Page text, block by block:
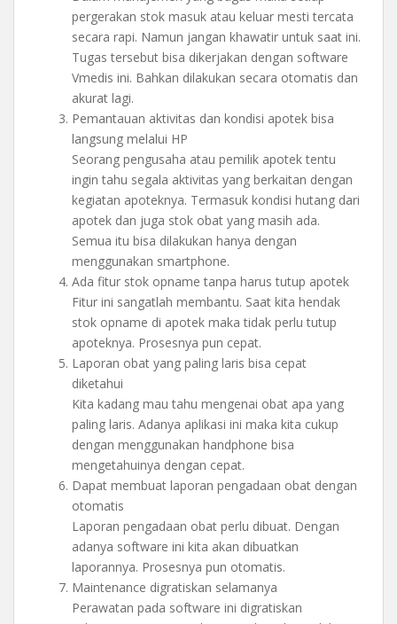
pergerakan stok masuk atau keluar mesti tercata
secara rapi. Namun jangan khawatir untuk saat ini.
Tugas tersebut bisa dikerjakan dengan software
Vmedis ini. Bahkan dilakukan secara otomatis dan
akurat lagi.
Pemantauan aktivitas dan kondisi apotek bisa
langsung melalui HP
Seorang pengusaha atau pemilik apotek tentu
ingin tahu segala aktivitas yang berkaitan dengan
kegiatan apoteknya. Termasuk kondisi hutang dari
apotek dan juga stok obat yang masih ada.
Semua itu bisa dilakukan hanya dengan
menggunakan smartphone.
Ada fitur stok opname tanpa harus tutup apotek
Fitur ini sangatlah membantu. Saat kita hendak
stok opname di apotek maka tidak perlu tutup
apoteknya. Prosesnya pun cepat.
Laporan obat yang paling laris bisa cepat
diketahui
Kita kadang mau tahu mengenai obat apa yang
paling laris. Adanya aplikasi ini maka kita cukup
dengan menggunakan handphone bisa
mengetahuinya dengan cepat.
Dapat membuat laporan pengadaan obat dengan
otomatis
Laporan pengadaan obat perlu dibuat. Dengan
adanya software ini kita akan dibuatkan
laporannya. Prosesnya pun otomatis.
Maintenance digratiskan selamanya
Perawatan pada software ini digratiskan